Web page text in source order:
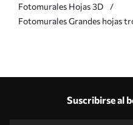
Fotomurales Hojas 3D
Fotomurales Grandes hojas
Suscribirse al